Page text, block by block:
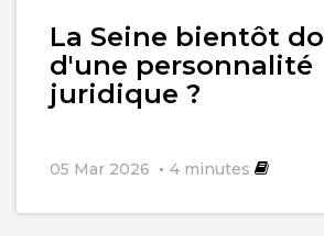
La Seine bientôt
d'une personnalité
juridique ?
05 Mar 2026 4 minutes